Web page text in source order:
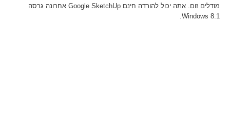
מודלים זום. אתה יכול להורדה חינם Google SketchUp אחרונה גרסה
Windows 8.1.